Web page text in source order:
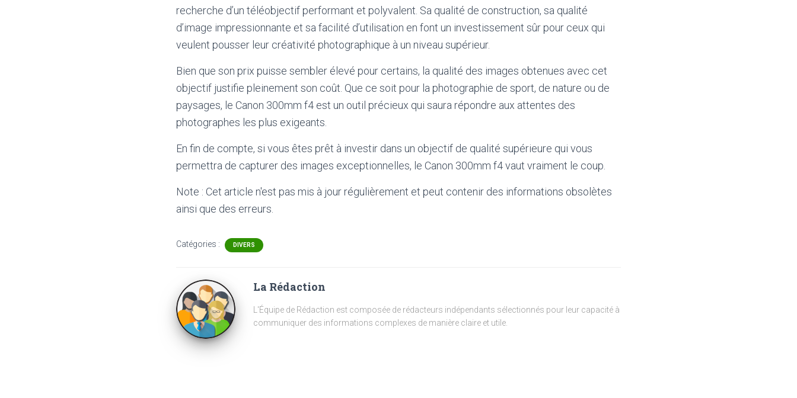
recherche d’un téléobjectif performant et polyvalent. Sa qualité de construction, sa qualité
d’image impressionnante et sa facilité d’utilisation en font un investissement sûr pour ceux qui
veulent pousser leur créativité photographique à un niveau supérieur.
Bien que son prix puisse sembler élevé pour certains, la qualité des images obtenues avec cet
objectif justifie pleinement son coût. Que ce soit pour la photographie de sport, de nature ou de
paysages, le Canon 300mm f4 est un outil précieux qui saura répondre aux attentes des
photographes les plus exigeants.
En fin de compte, si vous êtes prêt à investir dans un objectif de qualité supérieure qui vous
permettra de capturer des images exceptionnelles, le Canon 300mm f4 vaut vraiment le coup.
Note : Cet article n'est pas mis à jour régulièrement et peut contenir des informations obsolètes
ainsi que des erreurs.
Catégories : DIVERS
La Rédaction
L'Équipe de Rédaction est composée de rédacteurs indépendants sélectionnés pour leur capacité à
communiquer des informations complexes de manière claire et utile.